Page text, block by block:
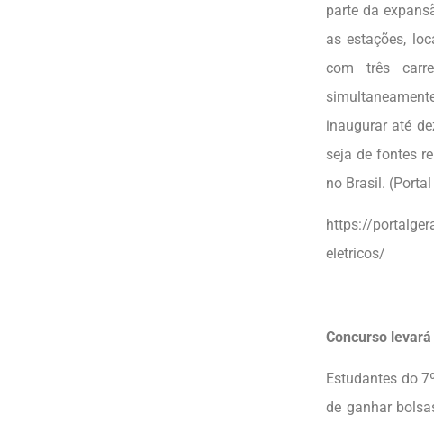
parte da
as estações,
com três
inaugurar até
seja de fontes
no Brasil.
https://
eletricos/
Concurso
Estudantes do
de ganhar